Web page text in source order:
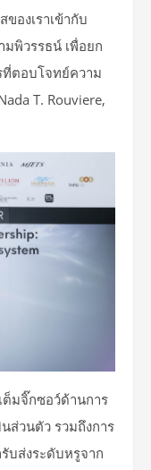
องเราเข้ากับ
มพิวรรธน์ เพื่อยก
ตอบโจทย์ความ
T. Rouviere,
ต็มจิ๊กซอว์ด้านการ
ส่วนตัว รวมถึงการ
บส่งระดับหรูจาก